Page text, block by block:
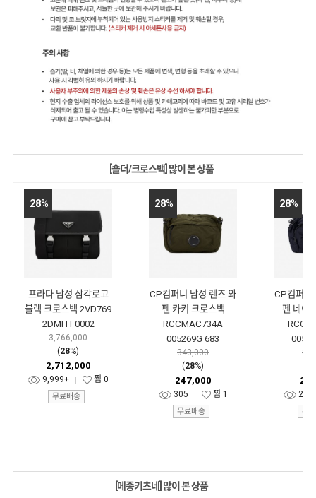
[숄더/크로스백] 많이 본 상품
28%
프라다 남성 삼각로고
블랙 크로스백 2VD769
2DMH F0002
3,766,000
(28%)
2,712,000
9,999+ 찜 0
무료배송
28%
CP컴퍼니 남성 렌즈 와
펜 카키 크로스백
RCCMAC734A
005269G 683
343,000
(28%)
247,000
305 찜 1
무료배송
28%
CP컴퍼니
펜 네이
236
무
[메종키츠네] 많이 본 상품